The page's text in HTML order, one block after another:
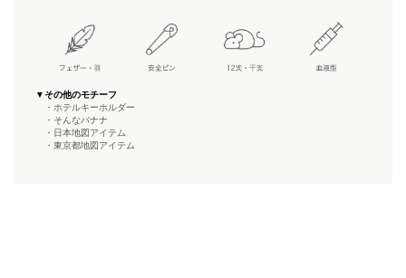
▼その他のモチーフ
・ホテルキーホルダー
・そんなバナナ
・日本地図アイテム
・東京都地図アイテム